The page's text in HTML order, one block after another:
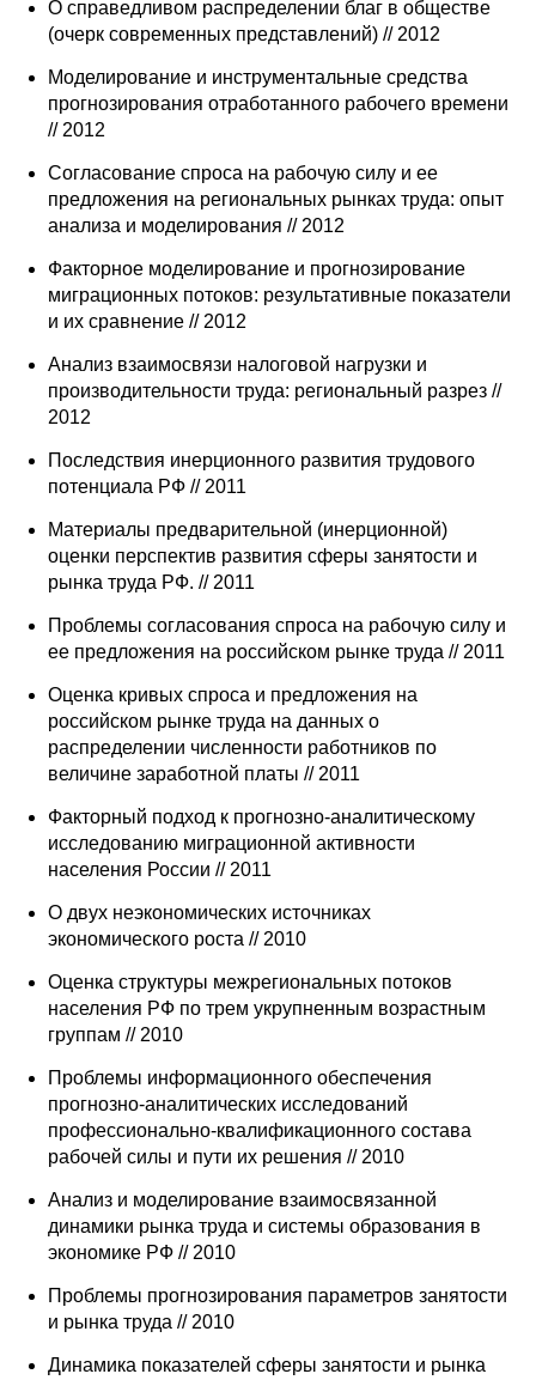
О справедливом распределении благ в обществе
(очерк современных представлений) // 2012
Моделирование и инструментальные средства
прогнозирования отработанного рабочего времени
// 2012
Согласование спроса на рабочую силу и ее
предложения на региональных рынках труда: опыт
анализа и моделирования // 2012
Факторное моделирование и прогнозирование
миграционных потоков: результативные показатели
и их сравнение // 2012
Анализ взаимосвязи налоговой нагрузки и
производительности труда: региональный разрез //
2012
Последствия инерционного развития трудового
потенциала РФ // 2011
Материалы предварительной (инерционной)
оценки перспектив развития сферы занятости и
рынка труда РФ. // 2011
Проблемы согласования спроса на рабочую силу и
ее предложения на российском рынке труда // 2011
Оценка кривых спроса и предложения на
российском рынке труда на данных о
распределении численности работников по
величине заработной платы // 2011
Факторный подход к прогнозно-аналитическому
исследованию миграционной активности
населения России // 2011
О двух неэкономических источниках
экономического роста // 2010
Оценка структуры межрегиональных потоков
населения РФ по трем укрупненным возрастным
группам // 2010
Проблемы информационного обеспечения
прогнозно-аналитических исследований
профессионально-квалификационного состава
рабочей силы и пути их решения // 2010
Анализ и моделирование взаимосвязанной
динамики рынка труда и системы образования в
экономике РФ // 2010
Проблемы прогнозирования параметров занятости
и рынка труда // 2010
Динамика показателей сферы занятости и рынка